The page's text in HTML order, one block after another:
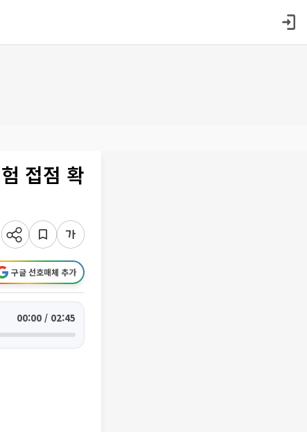
접점 확
구글 선호매체 추가
00:00 / 02:45